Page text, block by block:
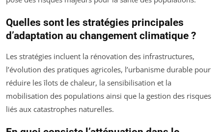
Quelles sont les stratégies principales
d’adaptation au changement climatique ?
Les stratégies incluent la rénovation des infrastructures,
l’évolution des pratiques agricoles, l’urbanisme durable pour
réduire les îlots de chaleur, la sensibilisation et la
mobilisation des populations ainsi que la gestion des risques
liés aux catastrophes naturelles.